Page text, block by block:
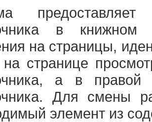
в
на страницы,
странице
а в правой
Для смены
элемент из